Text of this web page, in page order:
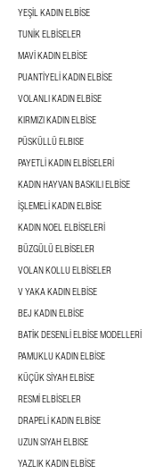
YEŞIL KADIN ELBISE
TUNIK ELBISELER
MAVI KADIN ELBISE
PUANTIYELI KADIN ELBISE
VOLANLI KADIN ELBISE
KIRMIZI KADIN ELBISE
PÜSKÜLLÜ ELBISE
PAYETLI KADIN ELBISELERI
KADIN HAYVAN BASKILI ELBISE
İŞLEMELI KADIN ELBISE
KADIN NOEL ELBISELERI
BÜZGÜLÜ ELBISELER
VOLAN KOLLU ELBISELER
V YAKA KADIN ELBISE
BEJ KADIN ELBISE
BATIK DESENLI ELBISE MODELLERI
PAMUKLU KADIN ELBISE
KÜÇÜK SIYAH ELBISE
RESMI ELBISELER
DRAPELI KADIN ELBISE
UZUN SIYAH ELBISE
YAZLIK KADIN ELBISE